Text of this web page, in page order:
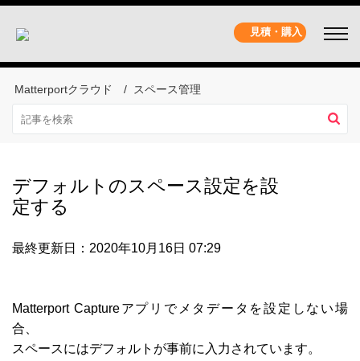
見積・購入
Matterportクラウド スペース管理
デフォルトのスペース設定を設
定する
最終更新日：2020年10月16日 07:29
Matterport Captureアプリでメタデータを設定しない場
合、
スペースにはデフォルトが事前に入力されています。